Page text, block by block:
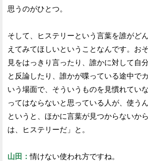
思うのがひとつ。
そして、ヒステリーという言葉を誰がど
えてみてほしいということなんです。お
見をはっきり言ったり、誰かに対して自
と反論したり、誰かが喋っている途中で
いう場面で、そういうものを見慣れてい
ってはならないと思っている人が、使う
というと、ほかに言葉が見つからないか
は、ヒステリーだ」と。
山田：情けない使われ方ですね。